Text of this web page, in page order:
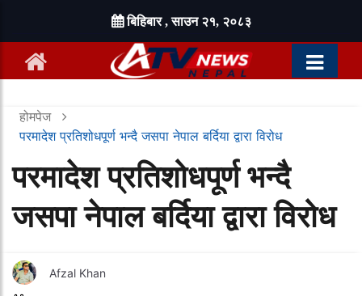
बिहिबार , साउन २१, २०८३
होमपेज
परमादेश प्रतिशोधपूर्ण भन्दै जसपा नेपाल बर्दिया द्वारा विरोध
परमादेश प्रतिशोधपूर्ण भन्दै
जसपा नेपाल बर्दिया द्वारा विरोध
Afzal Khan